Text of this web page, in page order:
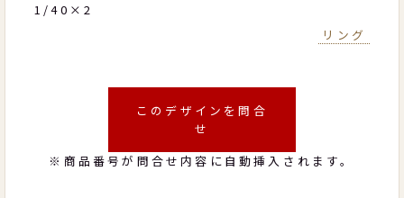
1/40×2
リング
このデザインを問合
せ
※商品番号が問合せ内容に自動挿入されます。